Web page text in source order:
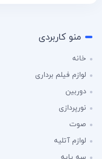
منو کاربردی
خانه
لوازم فیلم برداری
دوربین
نورپردازی
صوت
لوازم آتلیه